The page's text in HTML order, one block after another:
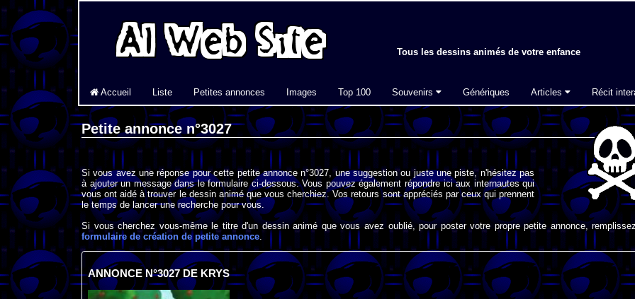
Tous les dessins animés de votre enfance
Accueil Liste Petites annonces Images Top 100 Souvenirs Génériques Articles Récit
Petite annonce n°3027
Si vous avez une réponse pour cette petite annonce n°3027, une suggestion ou juste une piste, n'hésitez pas
à ajouter un message dans le formulaire ci-dessous. Vous pouvez également répondre ici aux internautes qui
vous ont aidé à trouver le dessin animé que vous cherchiez. Vos retours sont appréciés par ceux qui prennent
le temps de lancer une recherche pour vous.
Si vous cherchez vous-même le titre d'un dessin animé que vous avez oublié, pour poster votre propre petite annonce,
formulaire de création de petite annonce.
ANNONCE N°3027 DE KRYS